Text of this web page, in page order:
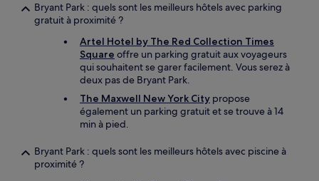
Bryant Park : quels sont les meilleurs hôtels avec parking
gratuit à proximité ?
Artel Hotel by The Red Collection Times
Square offre un parking gratuit aux voyageurs
qui souhaitent se garer facilement. Vous serez à
deux pas de Bryant Park.
The Maxwell New York City propose
également un parking gratuit et se trouve à 14
min à pied.
Bryant Park : quels sont les meilleurs hôtels avec piscine à
proximité ?